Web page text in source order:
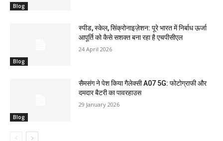
Blog
Blog
स्पीड, स्केल, सिंक्रोनाइज़ेशन: पूरे भारत में निर्बाध ऊर्जा
आपूर्ति को कैसे सशक्त बना रहा है एचपीसीएल
24 April 2026
Blog
सैमसंग ने पेश किया गैलेक्सी A07 5G: फोटोग्राफी और
दमदार बैटरी का पावरहाउस
29 January 2026